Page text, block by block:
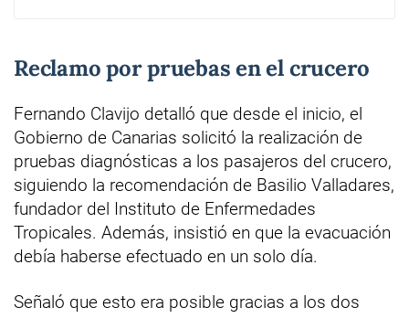
Reclamo por pruebas en el crucero
Fernando Clavijo detalló que desde el inicio, el
Gobierno de Canarias solicitó la realización de
pruebas diagnósticas a los pasajeros del crucero,
siguiendo la recomendación de Basilio Valladares,
fundador del Instituto de Enfermedades
Tropicales. Además, insistió en que la evacuación
debía haberse efectuado en un solo día.
Señaló que esto era posible gracias a los dos